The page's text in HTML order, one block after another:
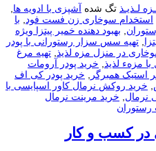
لـذیـذ تگ شده آشپزی با ادویه ها
استخدام سوخاری زن فست فود
با
بهبود دهنده خمیر پیتزا ویژه
تهیه سس سزار رستورانی با پودر
در منزل مزه لذیذ
تهیه مرغ
مزهء لذیذ
خرید پودر آرومات
استیک همبرگر
خرید پودر کی اف
خرید روکش نرمال کاور اسپایسی با
نرمال
خرید مرینت نرمال
رستوران
در کسب و کار